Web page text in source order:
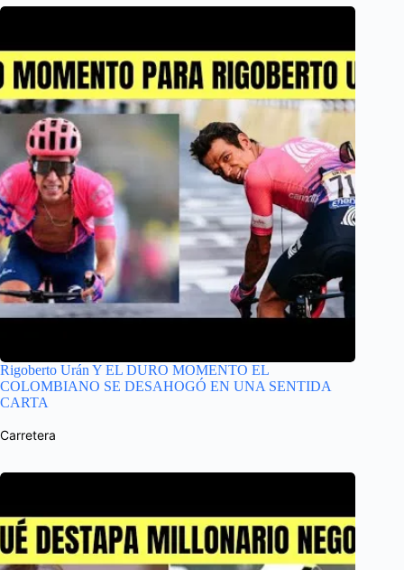
Rigoberto Urán Y EL DURO MOMENTO EL
COLOMBIANO SE DESAHOGÓ EN UNA SENTIDA
CARTA
Carretera